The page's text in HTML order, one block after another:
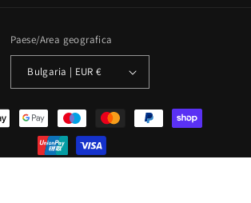
Paese/Area geografica
Bulgaria | EUR €